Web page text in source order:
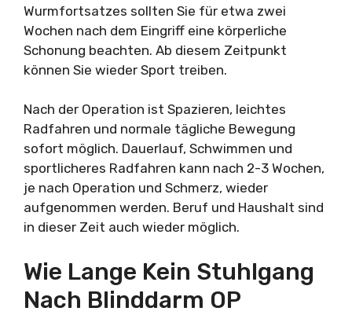
Wurmfortsatzes sollten Sie für etwa zwei
Wochen nach dem Eingriff eine körperliche
Schonung beachten. Ab diesem Zeitpunkt
können Sie wieder Sport treiben.
Nach der Operation ist Spazieren, leichtes
Radfahren und normale tägliche Bewegung
sofort möglich. Dauerlauf, Schwimmen und
sportlicheres Radfahren kann nach 2-3 Wochen,
je nach Operation und Schmerz, wieder
aufgenommen werden. Beruf und Haushalt sind
in dieser Zeit auch wieder möglich.
Wie Lange Kein Stuhlgang
Nach Blinddarm OP